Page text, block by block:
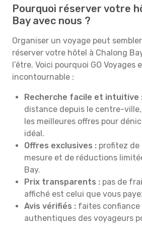
Pourquoi réserver votre
Bay avec nous ?
Organiser un voyage peut
réserver votre hôtel à Chalong
l’être. Voici pourquoi GO Voyages
incontournable :
Recherche facile et intuitive :
distance depuis le centre-
les meilleures offres pour
idéal.
Offres exclusives : profitez de
mesure et de réductions
Bay.
Prix transparents : pas de
affiché est celui que vous
Avis vérifiés : faites
authentiques des voyageurs